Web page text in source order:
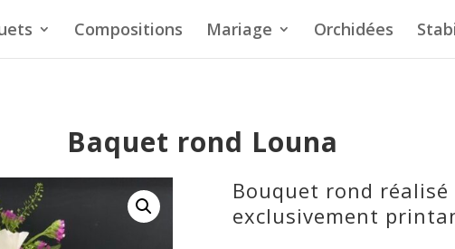
Compositions Mariage Orchidées
Baquet rond Louna
Bouquet rond réalisé
exclusivement